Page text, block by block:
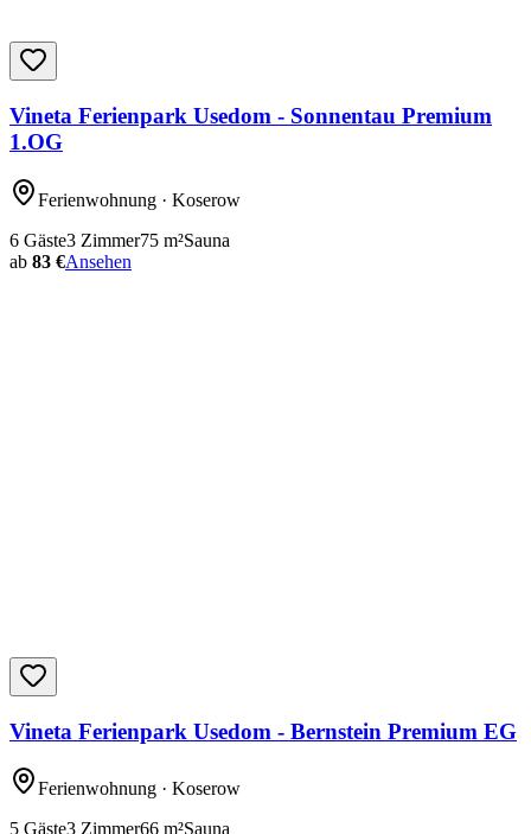
Vineta Ferienpark Usedom - Sonnentau Premium
1.OG
Ferienwohnung · Koserow
6 Gäste3 Zimmer75 m²Sauna
ab 83 €Ansehen
Vineta Ferienpark Usedom - Bernstein Premium EG
Ferienwohnung · Koserow
5 Gäste3 Zimmer66 m²Sauna